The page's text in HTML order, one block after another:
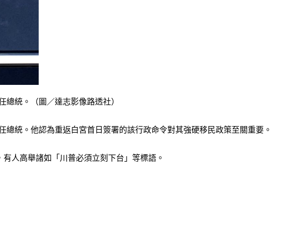
統。（圖／達志影像路透社）
統。他認為重返白宮首日簽署的該行政命令對其強硬移民政策至關重要。
人高舉諸如「川普必須立刻下台」等標語。